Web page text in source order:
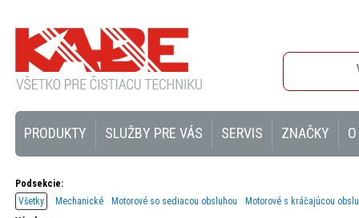
PRODUKTY SLUŽBY PRE VÁS SERVIS ZNAČKY
Podsekcie:
Všetky
Mechanické Motorové so sediacou obsluhou
Motorové s kráčajúcou